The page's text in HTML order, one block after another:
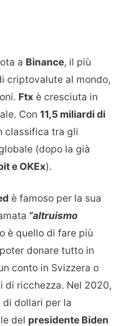
a Binance, il più
criptovalute al mondo,
Ftx è cresciuta in
Con 11,5 miliardi di
classifica tra gli
(dopo la già
e OKEx).
è famoso per la sua
“altruismo
è quello di fare più
donare tutto in
conto in Svizzera o
di ricchezza. Nel 2020,
di dollari per la
del presidente Biden